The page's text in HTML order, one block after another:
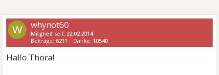
W whynot60
Mitglied seit: 22.02.2014
Beiträge:6211 Danke: 10540
Hallo Thora!